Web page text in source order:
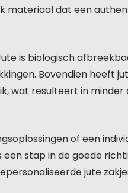
materiaal dat een
is biologisch
Bovendien heeft
wat resulteert in minder
of een
stap in de goede
jute